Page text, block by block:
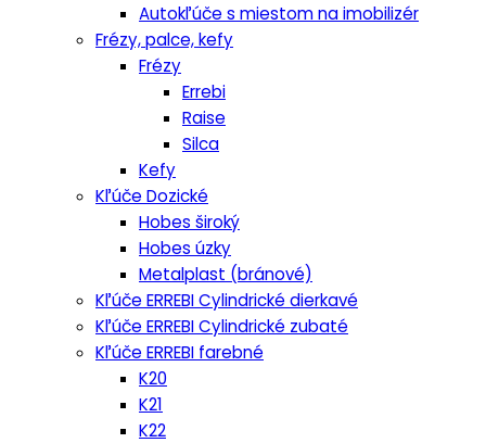
Autokľúče s miestom na imobilizér
Frézy, palce, kefy
Frézy
Errebi
Raise
Silca
Kefy
Kľúče Dozické
Hobes široký
Hobes úzky
Metalplast (bránové)
Kľúče ERREBI Cylindrické dierkavé
Kľúče ERREBI Cylindrické zubaté
Kľúče ERREBI farebné
K20
K21
K22